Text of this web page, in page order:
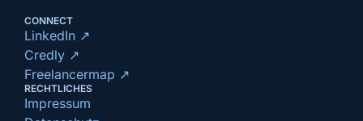
CONNECT
LinkedIn ↗
Credly ↗
Freelancermap ↗
RECHTLICHES
Impressum